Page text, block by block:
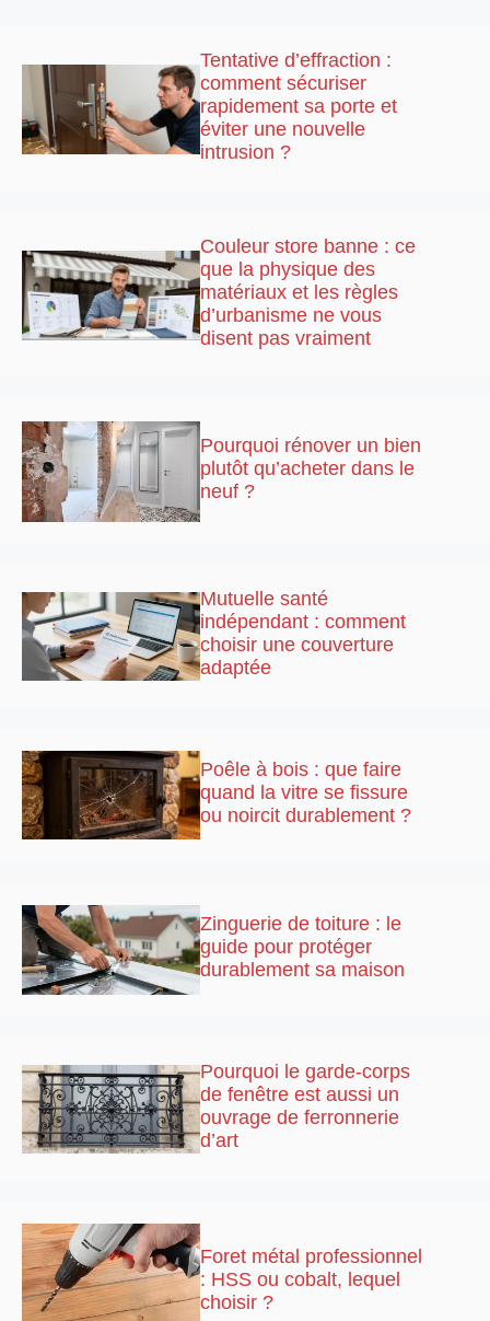
Tentative d’effraction :
comment sécuriser
rapidement sa porte et
éviter une nouvelle
intrusion ?
Couleur store banne : ce
que la physique des
matériaux et les règles
d’urbanisme ne vous
disent pas vraiment
Pourquoi rénover un bien
plutôt qu’acheter dans le
neuf ?
Mutuelle santé
indépendant : comment
choisir une couverture
adaptée
Poêle à bois : que faire
quand la vitre se fissure
ou noircit durablement ?
Zinguerie de toiture : le
guide pour protéger
durablement sa maison
Pourquoi le garde-corps
de fenêtre est aussi un
ouvrage de ferronnerie
d’art
Foret métal professionnel
: HSS ou cobalt, lequel
choisir ?